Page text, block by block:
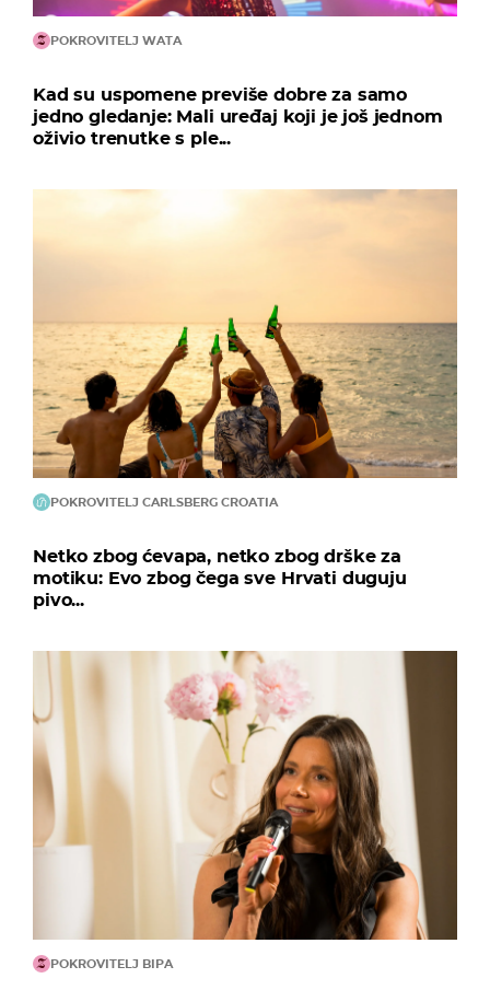
POKROVITELJ WATA
Kad su uspomene previše dobre za samo
jedno gledanje: Mali uređaj koji je još jednom
oživio trenutke s ple...
POKROVITELJ CARLSBERG CROATIA
Netko zbog ćevapa, netko zbog drške za
motiku: Evo zbog čega sve Hrvati duguju
pivo...
POKROVITELJ BIPA